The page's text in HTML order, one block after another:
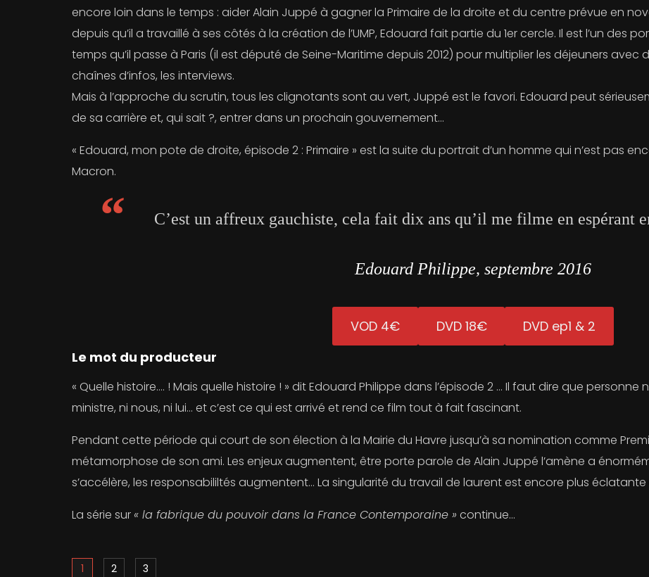
encore loin dans le temps : aider Alain Juppé à gagner la Primaire de la droite et du centre prévue en
depuis qu’il a travaillé à ses côtés à la création de l’UMP, Edouard fait partie du 1er cercle. Il est l’un des
temps qu’il passe à Paris (il est député de Seine-Maritime depuis 2012) pour multiplier les déjeuners avec
chaînes d’infos, les interviews.
Mais à l’approche du scrutin, tous les clignotants sont au vert, Juppé est le favori. Edouard peut
de sa carrière et, qui sait ?, entrer dans un prochain gouvernement…
« Edouard, mon pote de droite, épisode 2 : Primaire » est la suite du portrait d’un homme qui n’est pas
Macron.
C’est un affreux gauchiste, cela fait dix ans qu’il me filme en espérant
Edouard Philippe, septembre 2016
VOD 4€ DVD 18€
DVD ep1 & 2
Le mot du producteur
« Quelle histoire…. ! Mais quelle histoire ! » dit Edouard Philippe dans l’épisode 2 … Il faut dire que
ministre, ni nous, ni lui… et c’est ce qui est arrivé et rend ce film tout à fait fascinant.
Pendant cette période qui court de son élection à la Mairie du Havre jusqu’à sa nomination comme
métamorphose de son ami. Les enjeux augmentent, être porte parole de Alain Juppé l’amène a
s’accélère, les responsabililtés augmentent… La singularité du travail de laurent est encore plus
La série sur « la fabrique du pouvoir dans la France Contemporaine » continue…
1 2 3